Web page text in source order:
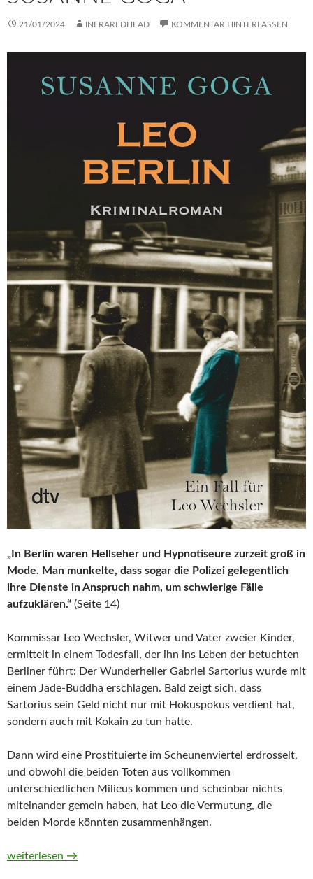
21/01/2024 INFRAREDHEAD KOMMENTAR HINTERLASSEN
„In Berlin waren Hellseher und Hypnotiseure zurzeit groß in
Mode. Man munkelte, dass sogar die Polizei gelegentlich
ihre Dienste in Anspruch nahm, um schwierige Fälle
aufzuklären.“ (Seite 14)
Kommissar Leo Wechsler, Witwer und Vater zweier Kinder,
ermittelt in einem Todesfall, der ihn ins Leben der betuchten
Berliner führt: Der Wunderheiler Gabriel Sartorius wurde mit
einem Jade-Buddha erschlagen. Bald zeigt sich, dass
Sartorius sein Geld nicht nur mit Hokuspokus verdient hat,
sondern auch mit Kokain zu tun hatte.
Dann wird eine Prostituierte im Scheunenviertel erdrosselt,
und obwohl die beiden Toten aus vollkommen
unterschiedlichen Milieus kommen und scheinbar nichts
miteinander gemein haben, hat Leo die Vermutung, die
beiden Morde könnten zusammenhängen.
Leo Berlin. Kriminalroman (Leo Wechsler, Band 1) von Susanne
weiterlesen →